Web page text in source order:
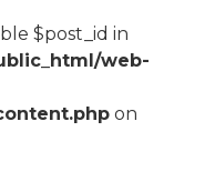
$post_id in
web-
on